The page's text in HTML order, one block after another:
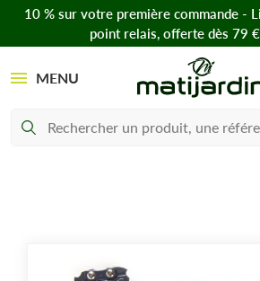
10 % sur votre première commande -
point relais, offerte dès 79 €
MENU